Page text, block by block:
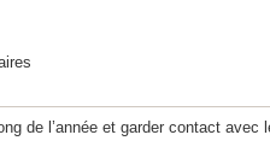
de l’année et garder contact avec